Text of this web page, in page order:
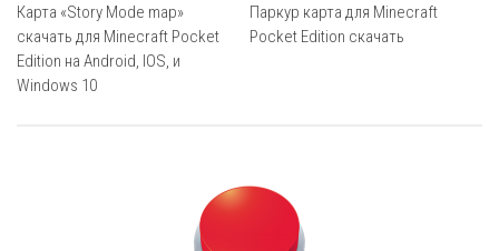
Карта «Story Mode map»
скачать для Minecraft Pocket
Edition на Android, IOS, и
Windows 10
Паркур карта для Minecraft
Pocket Edition скачать